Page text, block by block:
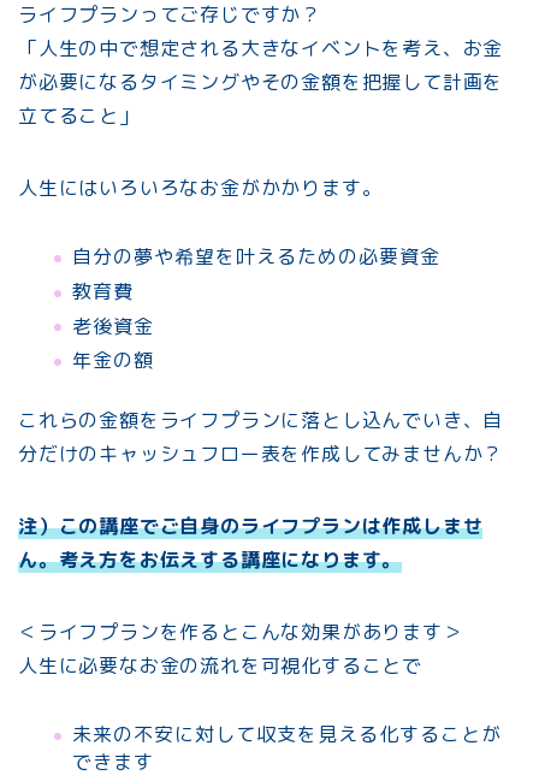
ライフプランってご存じですか？
「人生の中で想定される大きなイベントを考え、お金
が必要になるタイミングやその金額を把握して計画を
立てること」
人生にはいろいろなお金がかかります。
自分の夢や希望を叶えるための必要資金
教育費
老後資金
年金の額
これらの金額をライフプランに落とし込んでいき、自
分だけのキャッシュフロー表を作成してみませんか？
注）この講座でご自身のライフプランは作成しませ
ん。考え方をお伝えする講座になります。
＜ライフプランを作るとこんな効果があります＞
人生に必要なお金の流れを可視化することで
未来の不安に対して収支を見える化することが
できます